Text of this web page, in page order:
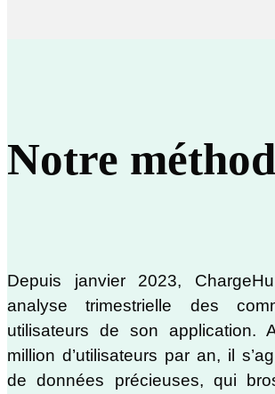
Notre
Depuis janvier 2023,
analyse trimestrielle des
utilisateurs de son application.
million d’utilisateurs par an, il
de données précieuses, qui